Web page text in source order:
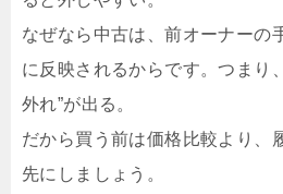
なぜなら中古は、前オーナーの
に反映されるからです。つまり
外れ”が出る。
だから買う前は価格比較より、
先にしましょう。